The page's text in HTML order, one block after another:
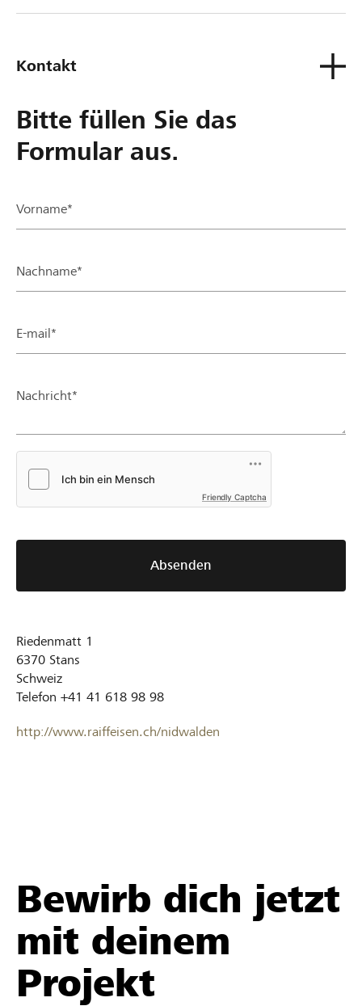
Kontakt
Bitte füllen Sie das
Formular aus.
Vorname*
Nachname*
E-mail*
Nachricht*
Friendly Captcha
Absenden
Riedenmatt 1
6370 Stans
Schweiz
Telefon +41 41 618 98 98
http://www.raiffeisen.ch/nidwalden
Bewirb dich jetzt
mit deinem
Projekt